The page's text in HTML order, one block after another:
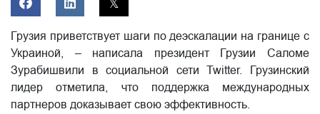
Грузия приветствует шаги по деэскалации на границе с
Украиной, – написала президент Грузии Саломе
Зурабишвили в социальной сети Twitter. Грузинский
лидер отметила, что поддержка международных
партнеров доказывает свою эффективность.